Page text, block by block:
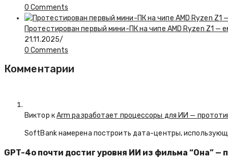
0 Comments
Протестирован первый мини-ПК на чипе AMD Ryzen Z1 —
21.11.2025/
0 Comments
Комментарии
Виктор кArm разработает процессоры для ИИ —
SoftBank намерена построить дата-центры,
GPT-4o почти достиг уровня ИИ из фильма “Она”